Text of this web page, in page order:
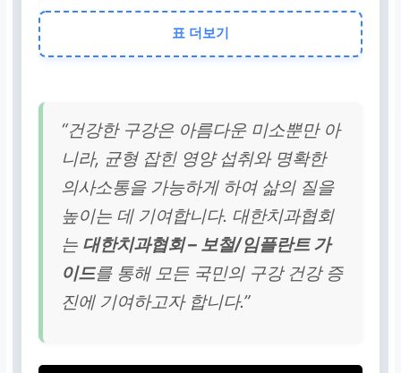
표준화된 진료 기준 제시,
치과 의료 전체
의료 서비스 질 향상, 안전
성 강화, 국민 구강 건강 증
진
표 더보기
“건강한 구강은 아름다운 미소뿐만 아
니라, 균형 잡힌 영양 섭취와 명확한
의사소통을 가능하게 하여 삶의 질을
높이는 데 기여합니다. 대한치과협회
는 대한치과협회 – 보철/임플란트 가
이드를 통해 모든 국민의 구강 건강 증
진에 기여하고자 합니다.”